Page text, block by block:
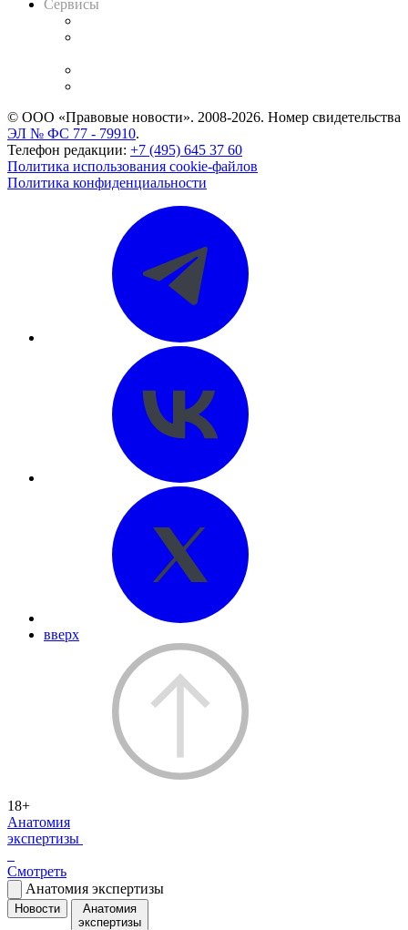
Сервисы
© ООО «Правовые новости». 2008-2026. Номер свидетельства
ЭЛ № ФС 77 - 79910.
Телефон редакции: +7 (495) 645 37 60
Политика использования cookie-файлов
Политика конфиденциальности
вверх
18+
Анатомия
экспертизы
Смотреть
Анатомия экспертизы
Новости
Анатомия
экспертизы